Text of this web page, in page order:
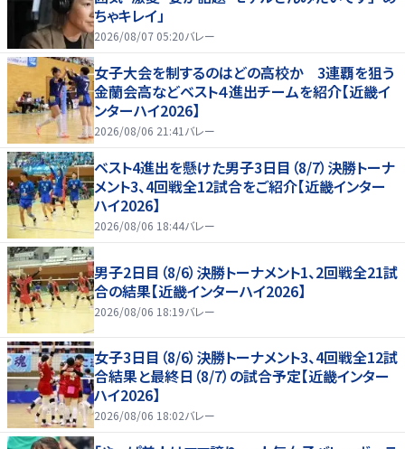
ちゃキレイ」
2026/08/07 05:20バレー
女子大会を制するのはどの高校か 3連覇を狙う
金蘭会高などベスト４進出チームを紹介【近畿イ
ンターハイ2026】
2026/08/06 21:41 バレー
ベスト4進出を懸けた男子3日目（8/7）決勝トーナ
メント3、4回戦全12試合をご紹介【近畿インター
ハイ2026】
2026/08/06 18:44バレー
男子2日目（8/6）決勝トーナメント1、2回戦全21試
合の結果【近畿インターハイ2026】
2026/08/06 18:19バレー
女子3日目（8/6）決勝トーナメント3、4回戦全12試
合結果と最終日（8/7）の試合予定【近畿インター
ハイ2026】
2026/08/06 18:02バレー